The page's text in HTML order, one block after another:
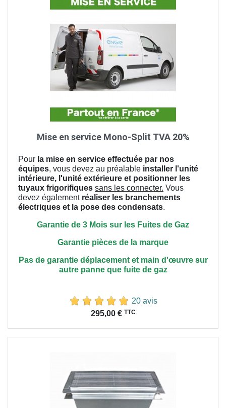
Mise en service Mono-Split TVA 20%
Pour la mise en service effectuée par nos
équipes, vous devez au préalable installer l'unité
intérieure, l'unité extérieure et positionner les
tuyaux frigorifiques sans les connecter. Vous
devez également réaliser les branchements
électriques et la pose des condensats.
Garantie de 3 Mois sur les Fuites de Gaz
Garantie pièces de la marque
Pas de garantie déplacement et main d'œuvresur
autre panne que fuite de gaz
20 avis
295,00 € TTC